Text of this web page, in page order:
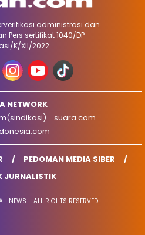
administrasi dan
Pers sertifikat 1040/DP-
K/XII/2022
NETWORK
suara.com
PEDOMAN MEDIA SIBER
JURNALISTIK
NEWS - ALL RIGHTS RESERVED